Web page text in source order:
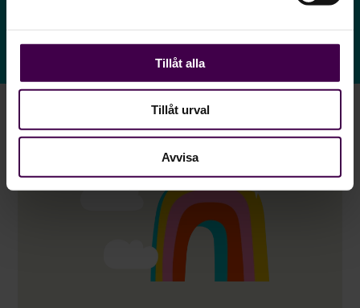
Tillåt alla
Tillåt urval
Avvisa